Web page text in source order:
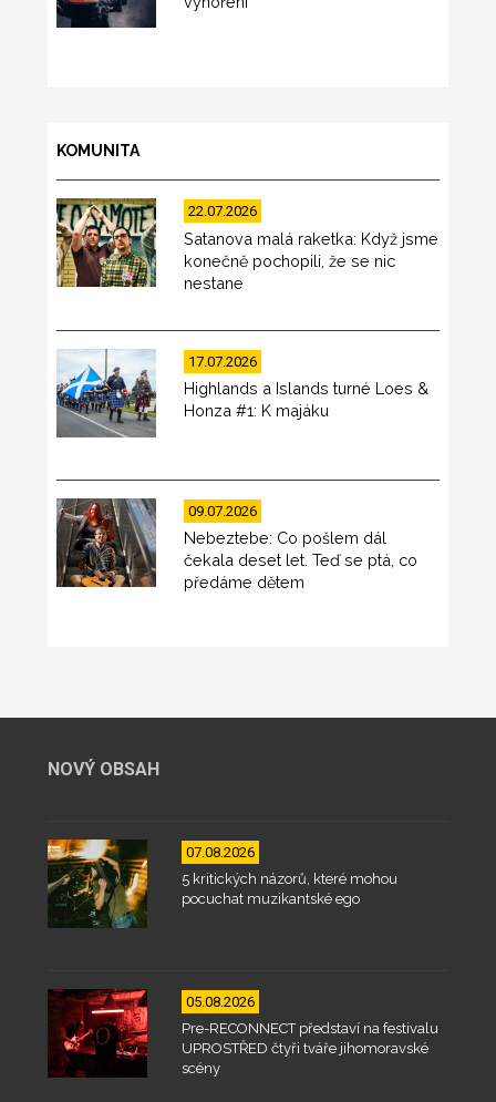
KOMUNITA
22.07.2026
Satanova malá raketka: Když jsme
konečně pochopili, že se nic
nestane
17.07.2026
Highlands a Islands turné Loes &
Honza #1: K majáku
09.07.2026
Nebeztebe: Co pošlem dál
čekala deset let. Teď se ptá, co
předáme dětem
NOVÝ OBSAH
07.08.2026
5 kritických názorů, které mohou
pocuchat muzikantské ego
05.08.2026
Pre-RECONNECT představí na festivalu
UPROSTŘED čtyři tváře jihomoravské
scény